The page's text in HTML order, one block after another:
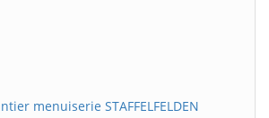
menuiserie STAFFELFELDEN